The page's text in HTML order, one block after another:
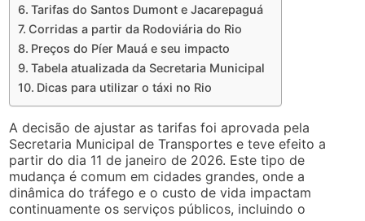
Tarifas do Santos Dumont e Jacarepaguá
Corridas a partir da Rodoviária do Rio
Preços do Píer Mauá e seu impacto
Tabela atualizada da Secretaria Municipal
Dicas para utilizar o táxi no Rio
A decisão de ajustar as tarifas foi aprovada pela
Secretaria Municipal de Transportes e teve efeito a
partir do dia 11 de janeiro de 2026. Este tipo de
mudança é comum em cidades grandes, onde a
dinâmica do tráfego e o custo de vida impactam
continuamente os serviços públicos, incluindo o